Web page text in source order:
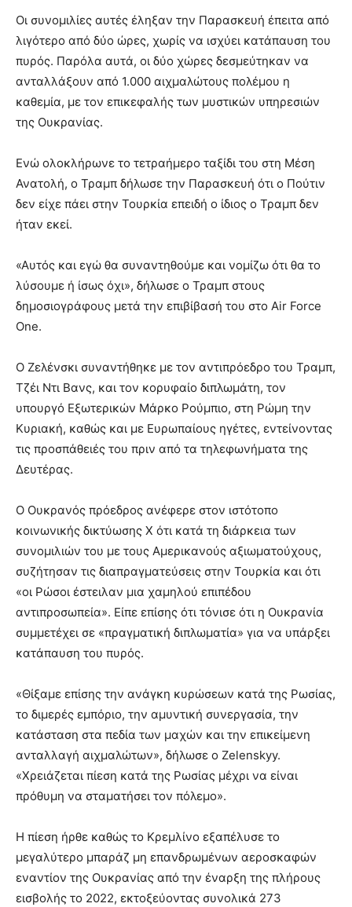
Οι συνομιλίες αυτές έληξαν την Παρασκευή έπειτα από
λιγότερο από δύο ώρες, χωρίς να ισχύει κατάπαυση του
πυρός. Παρόλα αυτά, οι δύο χώρες δεσμεύτηκαν να
ανταλλάξουν από 1.000 αιχμαλώτους πολέμου η
καθεμία, με τον επικεφαλής των μυστικών υπηρεσιών
της Ουκρανίας.
Ενώ ολοκλήρωνε το τετραήμερο ταξίδι του στη Μέση
Ανατολή, ο Τραμπ δήλωσε την Παρασκευή ότι ο Πούτιν
δεν είχε πάει στην Τουρκία επειδή ο ίδιος ο Τραμπ δεν
ήταν εκεί.
«Αυτός και εγώ θα συναντηθούμε και νομίζω ότι θα το
λύσουμε ή ίσως όχι», δήλωσε ο Τραμπ στους
δημοσιογράφους μετά την επιβίβασή του στο Air Force
One.
Ο Ζελένσκι συναντήθηκε με τον αντιπρόεδρο του Τραμπ,
Τζέι Ντι Βανς, και τον κορυφαίο διπλωμάτη, τον
υπουργό Εξωτερικών Μάρκο Ρούμπιο, στη Ρώμη την
Κυριακή, καθώς και με Ευρωπαίους ηγέτες, εντείνοντας
τις προσπάθειές του πριν από τα τηλεφωνήματα της
Δευτέρας.
Ο Ουκρανός πρόεδρος ανέφερε στον ιστότοπο
κοινωνικής δικτύωσης X ότι κατά τη διάρκεια των
συνομιλιών του με τους Αμερικανούς αξιωματούχους,
συζήτησαν τις διαπραγματεύσεις στην Τουρκία και ότι
«οι Ρώσοι έστειλαν μια χαμηλού επιπέδου
αντιπροσωπεία». Είπε επίσης ότι τόνισε ότι η Ουκρανία
συμμετέχει σε «πραγματική διπλωματία» για να υπάρξει
κατάπαυση του πυρός.
«Θίξαμε επίσης την ανάγκη κυρώσεων κατά της Ρωσίας,
το διμερές εμπόριο, την αμυντική συνεργασία, την
κατάσταση στα πεδία των μαχών και την επικείμενη
ανταλλαγή αιχμαλώτων», δήλωσε ο Zelenskyy.
«Χρειάζεται πίεση κατά της Ρωσίας μέχρι να είναι
πρόθυμη να σταματήσει τον πόλεμο».
Η πίεση ήρθε καθώς το Κρεμλίνο εξαπέλυσε το
μεγαλύτερο μπαράζ μη επανδρωμένων αεροσκαφών
εναντίον της Ουκρανίας από την έναρξη της πλήρους
εισβολής το 2022, εκτοξεύοντας συνολικά 273